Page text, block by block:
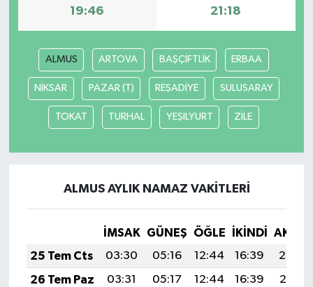
19:46 21:18
ALMUS ARTOVA BAŞÇİFTLİK ERBAA
NİKSAR PAZAR (T) REŞADİYE SULUSARAY
TOKAT TURHAL YEŞİLYURT ZİLE
ALMUS AYLIK NAMAZ VAKITLERI
İMSAK GÜNEŞ ÖĞLE İKINDI
25 Tem Cts
03:30 05:16 12:44 16:39
20:02
26 Tem Paz
03:31 05:17 12:44 16:39
20:01